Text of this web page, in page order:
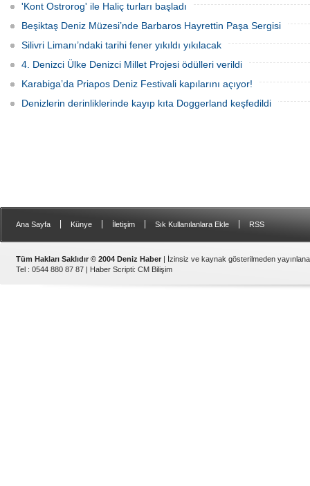
'Kont Ostrorog' ile Haliç turları başladı
Beşiktaş Deniz Müzesi’nde Barbaros Hayrettin Paşa Sergisi
Silivri Limanı’ndaki tarihi fener yıkıldı yıkılacak
4. Denizci Ülke Denizci Millet Projesi ödülleri verildi
Karabiga’da Priapos Deniz Festivali kapılarını açıyor!
Denizlerin derinliklerinde kayıp kıta Doggerland keşfedildi
Ana Sayfa Künye İletişim Sık Kullanılanlara Ekle RSS
Tüm Hakları Saklıdır © 2004 Deniz Haber | İzinsiz ve kaynak gösterilmeden
Tel : 0544 880 87 87 | Haber Scripti: CM Bilişim